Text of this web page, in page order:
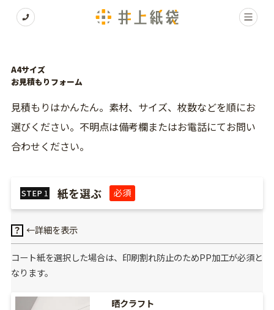
A4サイズ
お見積もりフォーム
見積もりはかんたん。素材、サイズ、枚数などを順にお
選びください。不明点は備考欄またはお電話にてお問い
合わせください。
STEP 1 紙を選ぶ 必須
？ ←詳細を表示
コート紙を選択した場合は、印刷割れ防止のためPP加工が必須と
なります。
晒クラフト